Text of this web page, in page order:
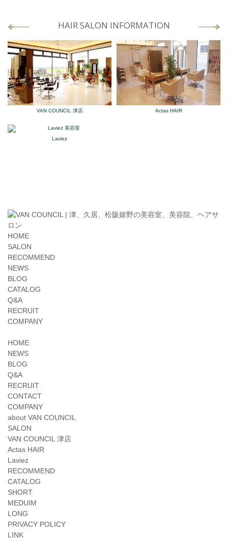
HAIR SALON INFORMATION
VAN COUNCIL 津店 Actas HAIR
Laviez
HOME
SALON
RECOMMEND
NEWS
BLOG
CATALOG
Q&A
RECRUIT
COMPANY
HOME
NEWS
BLOG
Q&A
RECRUIT
CONTACT
COMPANY
about VAN COUNCIL
SALON
VAN COUNCIL 津店
Actas HAIR
Laviez
RECOMMEND
CATALOG
SHORT
MEDUIM
LONG
PRIVACY POLICY
LINK